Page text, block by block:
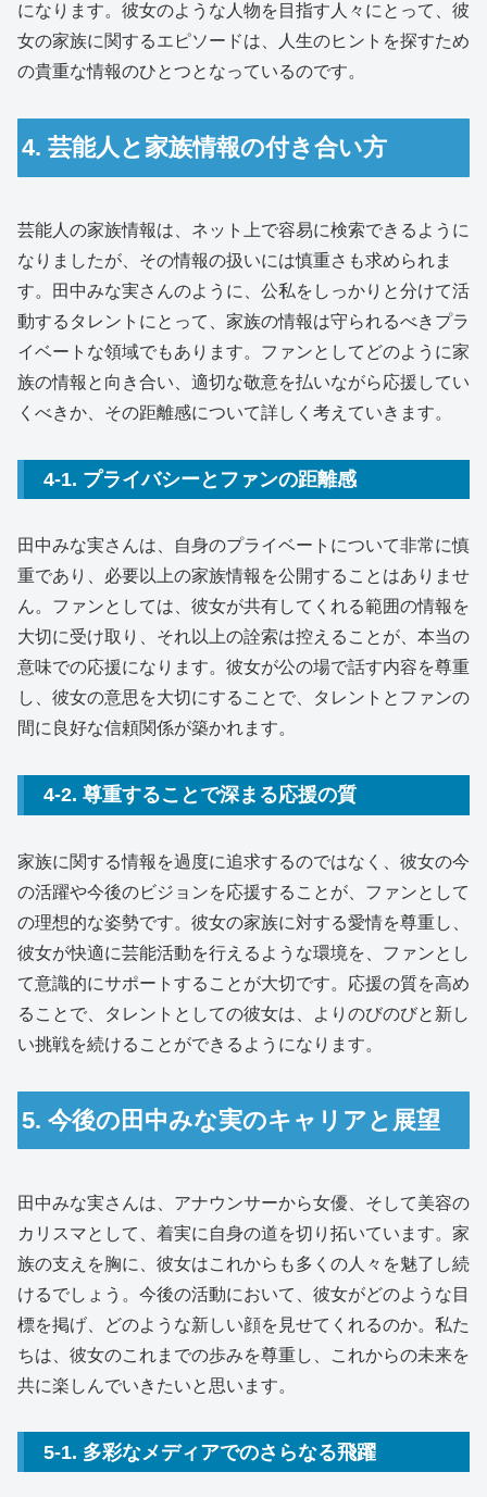
になります。彼女のような人物を目指す人々にとって、彼
女の家族に関するエピソードは、人生のヒントを探すため
の貴重な情報のひとつとなっているのです。
4. 芸能人と家族情報の付き合い方
芸能人の家族情報は、ネット上で容易に検索できるように
なりましたが、その情報の扱いには慎重さも求められま
す。田中みな実さんのように、公私をしっかりと分けて活
動するタレントにとって、家族の情報は守られるべきプラ
イベートな領域でもあります。ファンとしてどのように家
族の情報と向き合い、適切な敬意を払いながら応援してい
くべきか、その距離感について詳しく考えていきます。
4-1. プライバシーとファンの距離感
田中みな実さんは、自身のプライベートについて非常に慎
重であり、必要以上の家族情報を公開することはありませ
ん。ファンとしては、彼女が共有してくれる範囲の情報を
大切に受け取り、それ以上の詮索は控えることが、本当の
意味での応援になります。彼女が公の場で話す内容を尊重
し、彼女の意思を大切にすることで、タレントとファンの
間に良好な信頼関係が築かれます。
4-2. 尊重することで深まる応援の質
家族に関する情報を過度に追求するのではなく、彼女の今
の活躍や今後のビジョンを応援することが、ファンとして
の理想的な姿勢です。彼女の家族に対する愛情を尊重し、
彼女が快適に芸能活動を行えるような環境を、ファンとし
て意識的にサポートすることが大切です。応援の質を高め
ることで、タレントとしての彼女は、よりのびのびと新し
い挑戦を続けることができるようになります。
5. 今後の田中みな実のキャリアと展望
田中みな実さんは、アナウンサーから女優、そして美容の
カリスマとして、着実に自身の道を切り拓いています。家
族の支えを胸に、彼女はこれからも多くの人々を魅了し続
けるでしょう。今後の活動において、彼女がどのような目
標を掲げ、どのような新しい顔を見せてくれるのか。私た
ちは、彼女のこれまでの歩みを尊重し、これからの未来を
共に楽しんでいきたいと思います。
5-1. 多彩なメディアでのさらなる飛躍